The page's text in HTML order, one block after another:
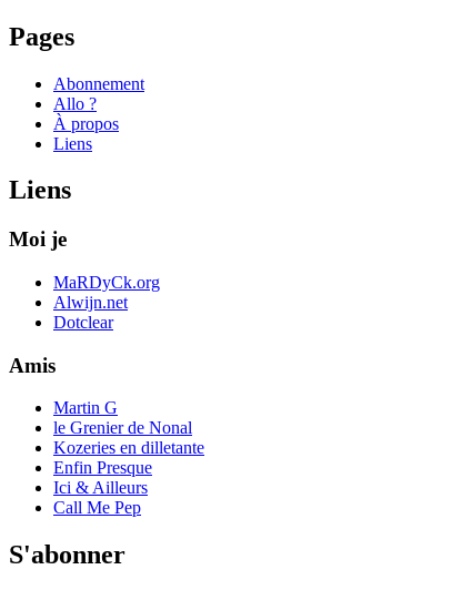
Pages
Abonnement
Allo ?
À propos
Liens
Liens
Moi je
MaRDyCk.org
Alwijn.net
Dotclear
Amis
Martin G
le Grenier de Nonal
Kozeries en dilletante
Enfin Presque
Ici & Ailleurs
Call Me Pep
S'abonner